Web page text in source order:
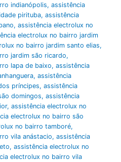
indianópolis, assistência
pirituba, assistência
, assistência electrolux no
electrolux no bairro jardim
no bairro jardim santo elias,
jardim são ricardo,
lapa de baixo, assistência
, assistência
príncipes, assistência
domingos, assistência
, assistência electrolux no
electrolux no bairro são
no bairro tamboré,
vila anástacio, assistência
, assistência electrolux no
electrolux no bairro vila